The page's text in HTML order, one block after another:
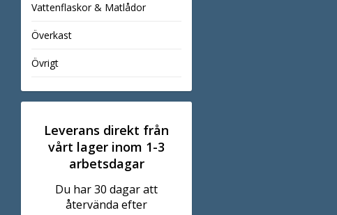
Vattenflaskor & Matlådor
Överkast
Övrigt
Leverans direkt från
vårt lager inom 1-3
arbetsdagar
Du har 30 dagar att
återvända efter